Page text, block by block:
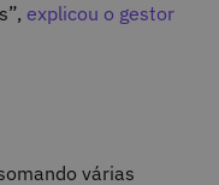
explicou o gestor
várias